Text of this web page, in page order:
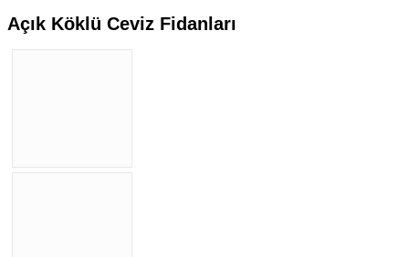
Açık Köklü Ceviz Fidanları